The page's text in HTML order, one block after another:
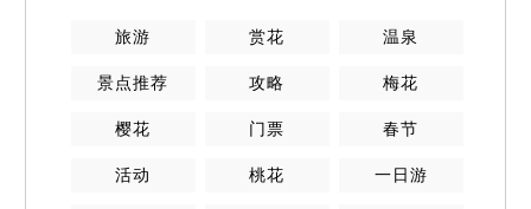
旅游 赏花 温泉
景点推荐 攻略 梅花
樱花 门票 春节
活动 桃花 一日游